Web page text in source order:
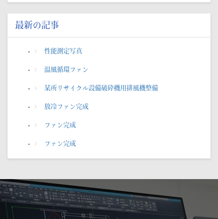
最新の記事
性能測定写真
温風循環ファン
某所リサイクル設備破砕機用排風機整備
放冷ファン完成
ファン完成
ファン完成